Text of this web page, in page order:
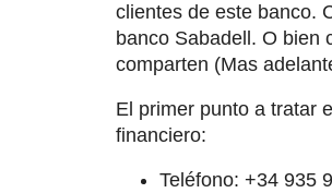
clientes de este banco.
banco Sabadell. O bien
comparten (Mas
El primer punto a tratar
financiero:
Teléfono: +34 935